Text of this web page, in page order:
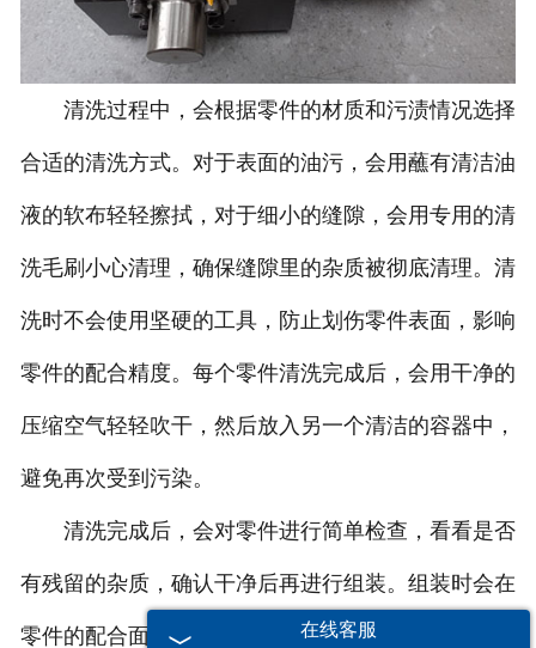
清洗过程中，会根据零件的材质和污渍情况选择
合适的清洗方式。对于表面的油污，会用蘸有清洁油
液的软布轻轻擦拭，对于细小的缝隙，会用专用的清
洗毛刷小心清理，确保缝隙里的杂质被彻底清理。清
洗时不会使用坚硬的工具，防止划伤零件表面，影响
零件的配合精度。每个零件清洗完成后，会用干净的
压缩空气轻轻吹干，然后放入另一个清洁的容器中，
避免再次受到污染。
清洗完成后，会对零件进行简单检查，看看是否
有残留的杂质，确认干净后再进行组装。组装时会在
零件的配合面涂抹少量清洁的润滑油，让组装更顺
在线客服